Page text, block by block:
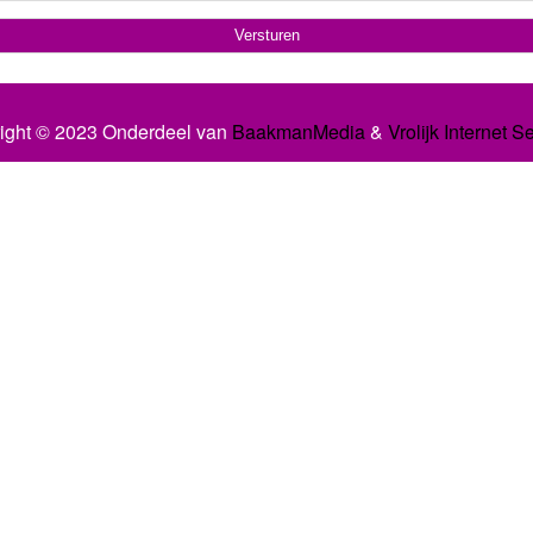
© 2023 Onderdeel van BaakmanMedia& Vrolijk Internet